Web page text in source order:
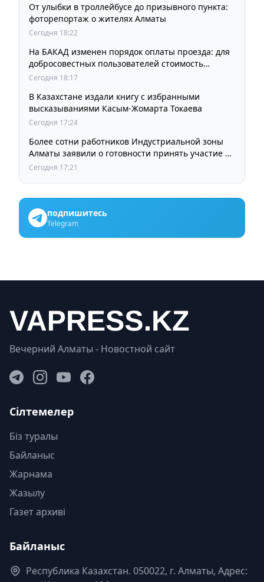
От улыбки в троллейбусе до призывного пункта:
фоторепортаж о жителях Алматы
Сегодня 18:22
На БАКАД изменен порядок оплаты проезда: для
добросовестных пользователей стоимость
остается прежней
Сегодня 18:17
В Казахстане издали книгу с избранными
высказываниями Касым-Жомарта Токаева
Сегодня 17:24
Более сотни работников Индустриальной зоны
Алматы заявили о готовности принять участие в
выборах членов Курылтая
Сегодня 17:21
подпишитесь
Telegram
Вечерний Алматы - Новостной сайт
Сілтемелер
Біз туралы
Байланыс
Жарнама
Жазылу
Газет архиві
Байланыс
Республика Казахстан. 050022, г. Алматы, Адрес: